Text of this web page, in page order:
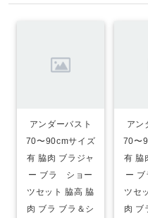
アンダーバスト
70〜90cmサイズ
有 脇肉 ブラジャ
ー ブラ ショー
ツセット 脇高 脇
肉 ブラ ブラ＆シ
アン
70〜
有 脇
ー
ツセ
肉 ブ